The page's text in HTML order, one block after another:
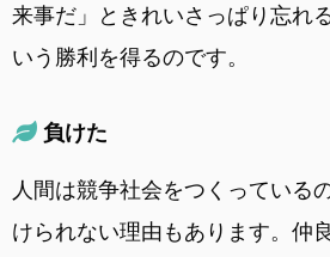
来事だ」ときれいさっぱり忘れ
いう勝利を得るのです。
負けた
人間は競争社会をつくっている
けられない理由もあります。仲